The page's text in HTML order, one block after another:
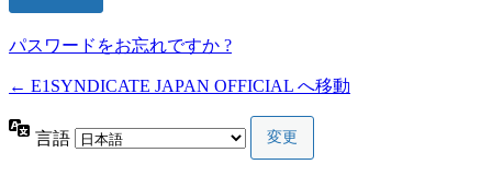
パスワードをお忘れですか ?
← E1SYNDICATE JAPAN OFFICIAL へ移動
言語